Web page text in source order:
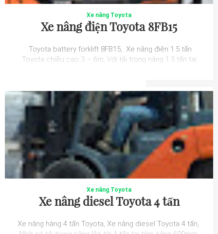
Xe nâng Toyota
Xe nâng điện Toyota 8FB15
Toyota battery forklift 8FB15, Xe nâng điện 1.5 tấn
Toyota chiều cao 3 – 6m, Với tải trọng nâng 1.5 tấn tại
Xe nâng Toyota
Xe nâng diesel Toyota 4 tấn
Xe nâng hàng 4 tấn Toyota, Xe nâng diesel Toyota 4 tấn,